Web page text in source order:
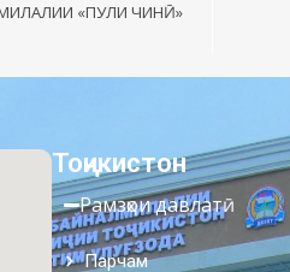
«ПУЛИ ЧИНӢ»
Тоҷикистон
Рамзҳои давлатӣ
Парчам